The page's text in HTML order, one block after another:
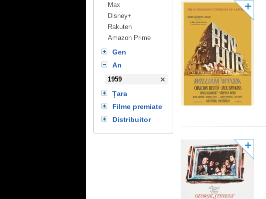
Max
Disney+
Rakuten
Amazon Prime
Gen
An
1959
Țara
Filme premiate
Distribuitor